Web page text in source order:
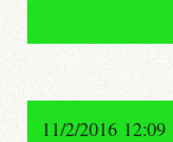
11/2/2016 12:09